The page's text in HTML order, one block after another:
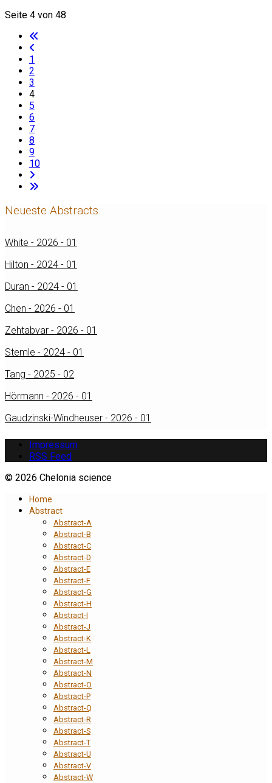
Seite 4 von 48
1
2
3
4
5
6
7
8
9
10
Neueste Abstracts
White - 2026 - 01
Hilton - 2024 - 01
Duran - 2024 - 01
Chen - 2026 - 01
Zehtabvar - 2026 - 01
Stemle - 2024 - 01
Tang - 2025 - 02
Hörmann - 2026 - 01
Gaudzinski-Windheuser - 2026 - 01
Impressum
RSS Feed
© 2026 Chelonia science
Home
Abstract
Abstract-A
Abstract-B
Abstract-C
Abstract-D
Abstract-E
Abstract-F
Abstract-G
Abstract-H
Abstract-I
Abstract-J
Abstract-K
Abstract-L
Abstract-M
Abstract-N
Abstract-O
Abstract-P
Abstract-Q
Abstract-R
Abstract-S
Abstract-T
Abstract-U
Abstract-V
Abstract-W